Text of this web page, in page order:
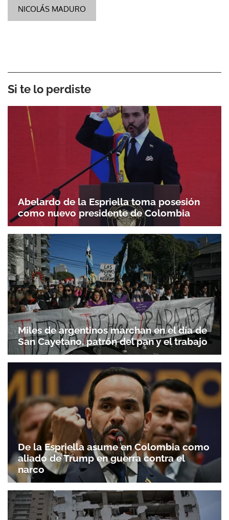
NICOLÁS MADURO
Si te lo perdiste
Abelardo de la Espriella toma posesión
como nuevo presidente de Colombia
Miles de argentinos marchan en el día de
San Cayetano, patrón del pan y el trabajo
De la Espriella asume en Colombia como
aliado de Trump en guerra contra el
narco